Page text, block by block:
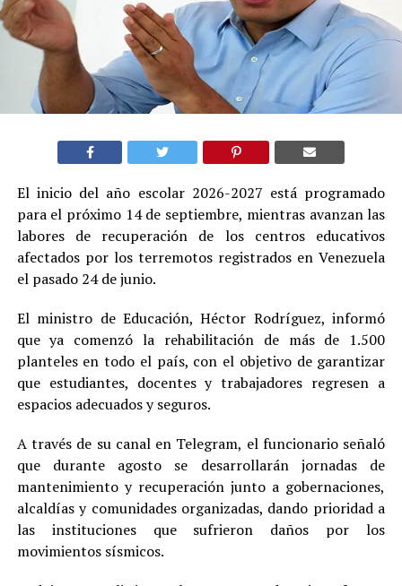
El inicio del año escolar 2026-2027 está programado
para el próximo 14 de septiembre, mientras avanzan las
labores de recuperación de los centros educativos
afectados por los terremotos registrados en Venezuela
el pasado 24 de junio.
El ministro de Educación, Héctor Rodríguez, informó
que ya comenzó la rehabilitación de más de 1.500
planteles en todo el país, con el objetivo de garantizar
que estudiantes, docentes y trabajadores regresen a
espacios adecuados y seguros.
A través de su canal en Telegram, el funcionario señaló
que durante agosto se desarrollarán jornadas de
mantenimiento y recuperación junto a gobernaciones,
alcaldías y comunidades organizadas, dando prioridad a
las instituciones que sufrieron daños por los
movimientos sísmicos.